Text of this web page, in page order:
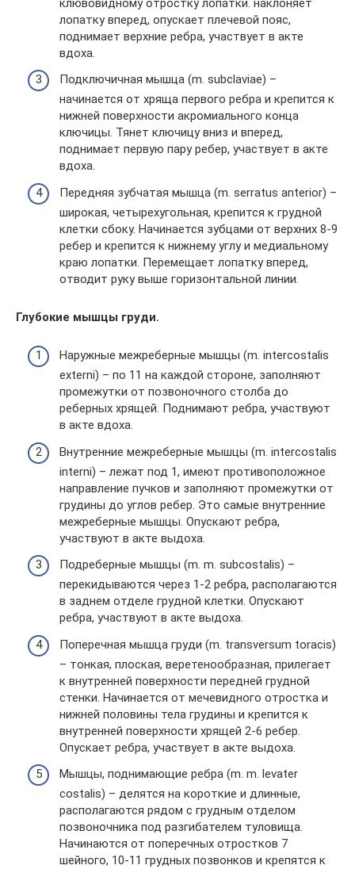
клювовидному отростку лопатки. наклоняет
лопатку вперед, опускает плечевой пояс,
поднимает верхние ребра, участвует в акте
вдоха.
Подключичная мышца (m. subclaviae) –
начинается от хряща первого ребра и крепится к
нижней поверхности акромиального конца
ключицы. Тянет ключицу вниз и вперед,
поднимает первую пару ребер, участвует в акте
вдоха.
Передняя зубчатая мышца (m. serratus anterior) –
широкая, четырехугольная, крепится к грудной
клетки сбоку. Начинается зубцами от верхних 8-9
ребер и крепится к нижнему углу и медиальному
краю лопатки. Перемещает лопатку вперед,
отводит руку выше горизонтальной линии.
Глубокие мышцы груди.
Наружные межреберные мышцы (m. intercostalis
externi) – по 11 на каждой стороне, заполняют
промежутки от позвоночного столба до
реберных хрящей. Поднимают ребра, участвуют
в акте вдоха.
Внутренние межреберные мышцы (m. intercostalis
interni) – лежат под 1, имеют противоположное
направление пучков и заполняют промежутки от
грудины до углов ребер. Это самые внутренние
межреберные мышцы. Опускают ребра,
участвуют в акте выдоха.
Подреберные мышцы (m. m. subcostalis) –
перекидываются через 1-2 ребра, располагаются
в заднем отделе грудной клетки. Опускают
ребра, участвуют в акте выдоха.
Поперечная мышца груди (m. transversum toracis)
– тонкая, плоская, веретенообразная, прилегает
к внутренней поверхности передней грудной
стенки. Начинается от мечевидного отростка и
нижней половины тела грудины и крепится к
внутренней поверхности хрящей 2-6 ребер.
Опускает ребра, участвует в акте выдоха.
Мышцы, поднимающие ребра (m. m. levater
costalis) – делятся на короткие и длинные,
располагаются рядом с грудным отделом
позвоночника под разгибателем туловища.
Начинаются от поперечных отростков 7
шейного, 10-11 грудных позвонков и крепятся к